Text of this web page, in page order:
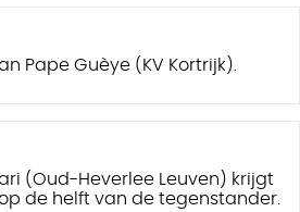
Pape Guèye (KV Kortrijk).
(Oud-Heverlee Leuven) krijgt
de helft van de tegenstander.